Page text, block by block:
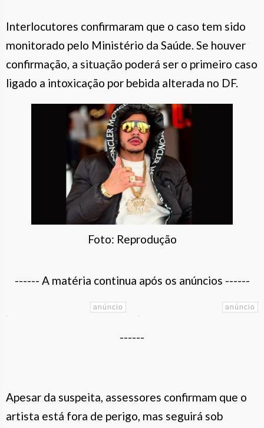
Interlocutores confirmaram que o caso tem sido
monitorado pelo Ministério da Saúde. Se houver
confirmação, a situação poderá ser o primeiro caso
ligado a intoxicação por bebida alterada no DF.
Foto: Reprodução
------ A matéria continua após os anúncios ------
------
Apesar da suspeita, assessores confirmam que o
artista está fora de perigo, mas seguirá sob